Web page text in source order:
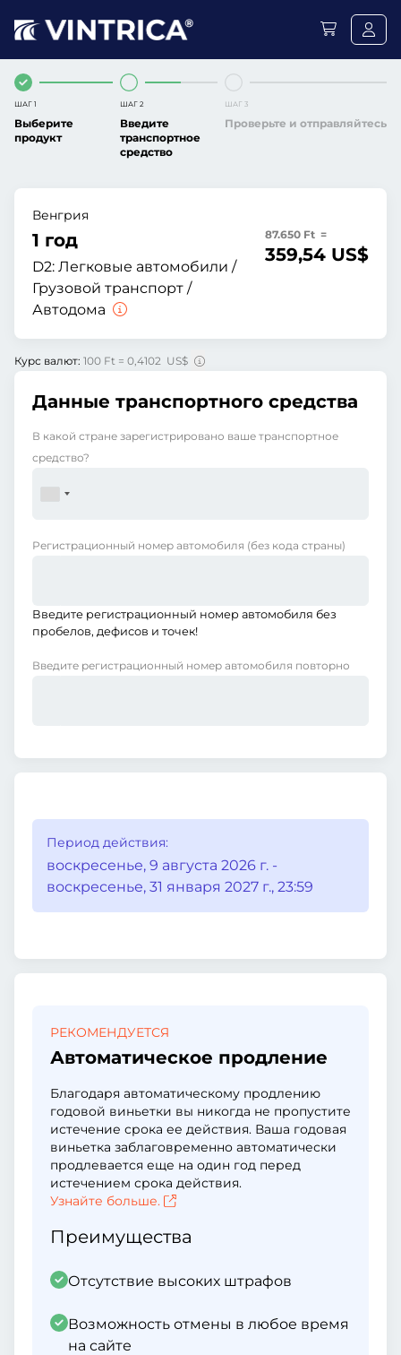
ШАГ 1
Выберите
продукт
ШАГ 2
Введите
транспортное
средство
ШАГ 3
Проверьте и отправляйтесь
Венгрия
1 год
D2: Легковые автомобили /
Грузовой транспорт /
Автодома
87.650 Ft =
359,54 US$
Курс валют: 100 Ft = 0,4102 US$
Данные транспортного средства
В какой стране зарегистрировано ваше транспортное
средство?
Регистрационный номер автомобиля (без кода страны)
Введите регистрационный номер автомобиля без
пробелов, дефисов и точек!
Введите регистрационный номер автомобиля повторно
Период действия:
воскресенье, 9 августа 2026 г. -
воскресенье, 31 января 2027 г., 23:59
РЕКОМЕНДУЕТСЯ
Автоматическое продление
Благодаря автоматическому продлению
годовой виньетки вы никогда не пропустите
истечение срока ее действия. Ваша годовая
виньетка заблаговременно автоматически
продлевается еще на один год перед
истечением срока действия.
Узнайте больше.
Преимущества
Отсутствие высоких штрафов
Возможность отмены в любое время
на сайте